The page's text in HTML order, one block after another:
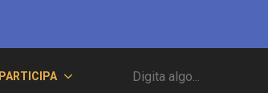
PARTICIPA